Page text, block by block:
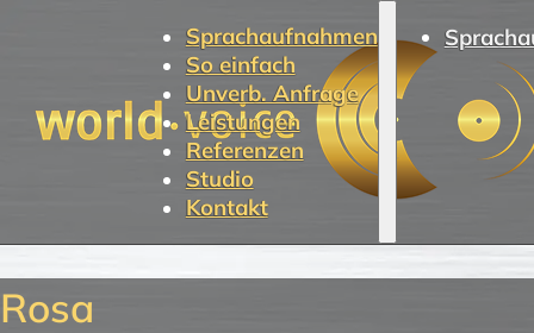
Sprachaufnahmen
So einfach
Unverb. Anfrage
Leistungen
Referenzen
Studio
Kontakt
Rosa